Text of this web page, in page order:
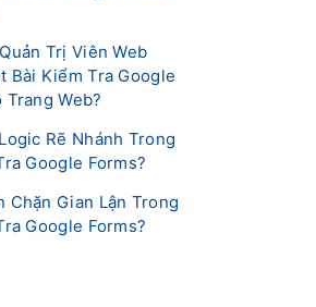
Trị Viên Web
Bài Kiểm Tra Google
Trang Web?
Rẽ Nhánh Trong
Google Forms?
Chặn Gian Lận Trong
Google Forms?